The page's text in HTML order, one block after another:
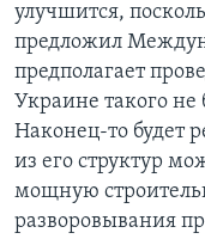
улучшится,
предложил
предполагает
Украине такого не
Наконец-то будет
из его структур
мощную
разворовывания